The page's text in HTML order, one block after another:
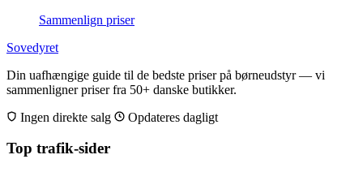
Sammenlign priser
Sovedyret
Din uafhængige guide til de bedste priser på børneudstyr — vi
sammenligner priser fra 50+ danske butikker.
Ingen direkte salg
Opdateres dagligt
Top trafik-sider